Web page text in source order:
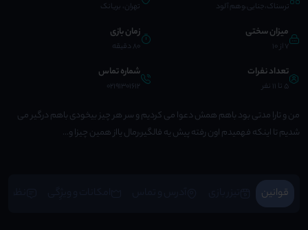
ترسناک،جنایی،وهم آلود تهران، بریانک
میزان سختی
7 از 10
زمان بازی
80 دقیقه
تعداد نفرات
5 تا 11 نفر
شماره تماس
02191301612
من و تارا مدتی بود باهم همش دعوا می کردیم و سر هر چیز بیخودی باهم درگیر می
شدیم تا اینکه فهمیدم اون رفته پیش یه فالگیر،رمال یااز همین چیزا و...
قوانین